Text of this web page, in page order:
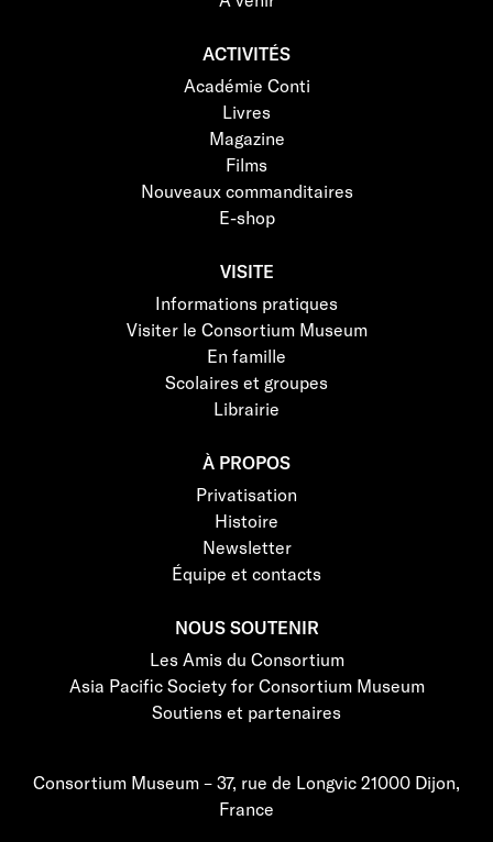
ACTIVITÉS
Académie Conti
Livres
Magazine
Films
Nouveaux commanditaires
E-shop
VISITE
Informations pratiques
Visiter le Consortium Museum
En famille
Scolaires et groupes
Librairie
À PROPOS
Privatisation
Histoire
Newsletter
Équipe et contacts
NOUS SOUTENIR
Les Amis du Consortium
Asia Pacific Society for Consortium Museum
Soutiens et partenaires
Consortium Museum – 37, rue de Longvic 21000 Dijon,
France